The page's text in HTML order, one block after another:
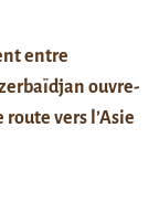
entre
ouvre-
vers l’Asie